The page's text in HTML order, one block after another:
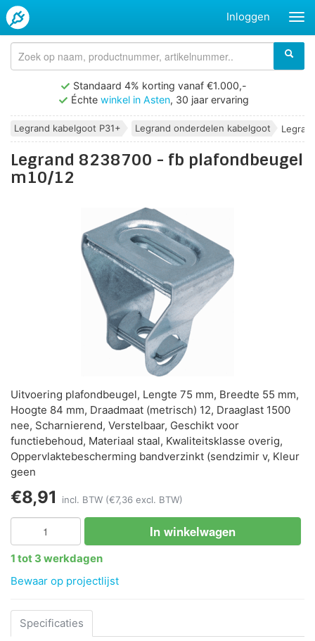
Inloggen
Standaard 4% korting vanaf €1.000,-
Échte winkel in Asten, 30 jaar ervaring
Legrand kabelgoot P31+ Legrand onderdelen kabelgoot
Legrand 8238700 - fb plafondbeugel
m10/12
Uitvoering plafondbeugel, Lengte 75 mm, Breedte 55 mm,
Hoogte 84 mm, Draadmaat (metrisch) 12, Draaglast 1500
nee, Scharnierend, Verstelbaar, Geschikt voor
functiebehoud, Materiaal staal, Kwaliteitsklasse overig,
Oppervlaktebescherming bandverzinkt (sendzimir v, Kleur
geen
€8,91 incl. BTW (€7,36 excl. BTW)
In winkelwagen
1 tot 3 werkdagen
Bewaar op projectlijst
Specificaties